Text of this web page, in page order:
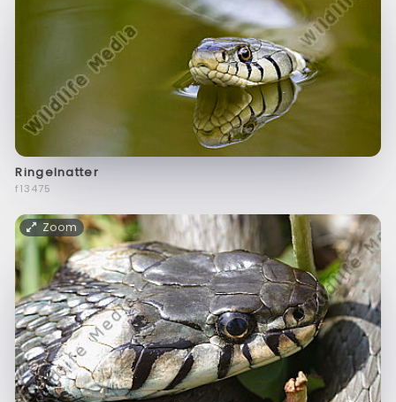
Ringelnatter
f13475
Zoom